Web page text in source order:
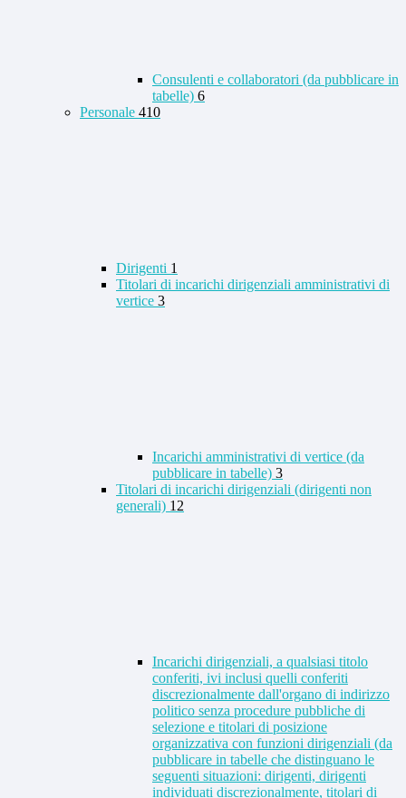
Consulenti e collaboratori (da pubblicare in
tabelle) 6
Personale 410
Dirigenti 1
Titolari di incarichi dirigenziali amministrativi di
vertice 3
Incarichi amministrativi di vertice (da
pubblicare in tabelle) 3
Titolari di incarichi dirigenziali (dirigenti non
generali) 12
Incarichi dirigenziali, a qualsiasi titolo
conferiti, ivi inclusi quelli conferiti
discrezionalmente dall'organo di indirizzo
politico senza procedure pubbliche di
selezione e titolari di posizione
organizzativa con funzioni dirigenziali (da
pubblicare in tabelle che distinguano le
seguenti situazioni: dirigenti, dirigenti
individuati discrezionalmente, titolari di